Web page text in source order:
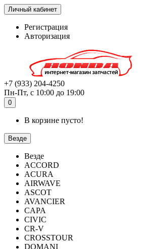
Личный кабинет
Регистрация
Авторизация
+7 (933) 204-4250
Пн-Пт, с 10:00 до 19:00
0
В корзине пусто!
Везде
Везде
ACCORD
ACURA
AIRWAVE
ASCOT
AVANCIER
CAPA
CIVIC
CR-V
CROSSTOUR
DOMANI